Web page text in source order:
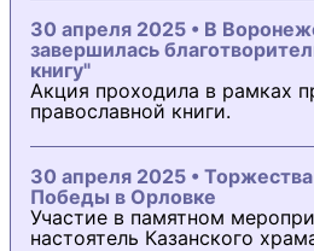
30 апреля 2025 • В
завершилась
книгу"
Акция проходила в рамках
православной книги.
30 апреля 2025 •
Победы в Орловке
Участие в памятном
настоятель Казанского